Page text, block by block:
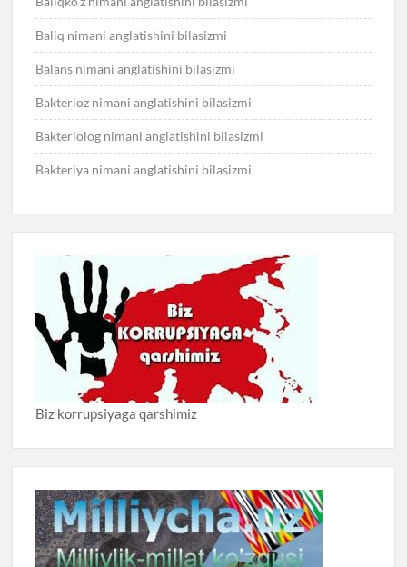
Baliq nimani anglatishini bilasizmi
Balans nimani anglatishini bilasizmi
Bakterioz nimani anglatishini bilasizmi
Bakteriolog nimani anglatishini bilasizmi
Bakteriya nimani anglatishini bilasizmi
Biz korrupsiyaga qarshimiz